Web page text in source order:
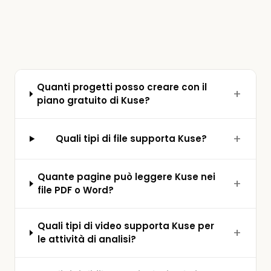
Quanti progetti posso creare con il
piano gratuito di Kuse?
Quali tipi di file supporta Kuse?
Quante pagine può leggere Kuse nei
file PDF o Word?
Quali tipi di video supporta Kuse per
le attività di analisi?